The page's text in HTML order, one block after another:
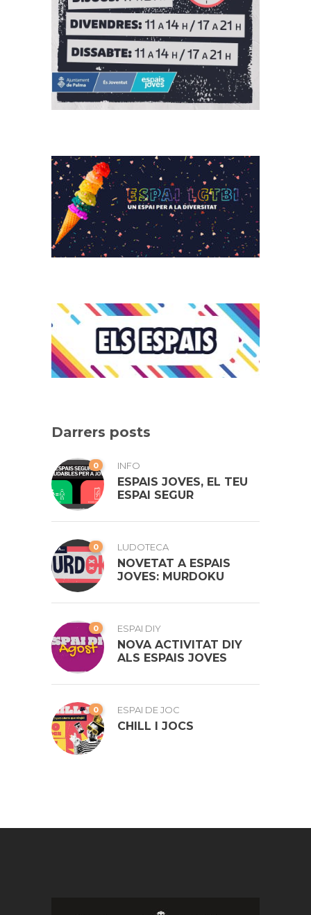
Darrers posts
0 INFO
ESPAIS JOVES, EL TEU
ESPAI SEGUR
0 LUDOTECA
NOVETAT A ESPAIS
JOVES: MURDOKU
0 ESPAI DIY
NOVA ACTIVITAT DIY
ALS ESPAIS JOVES
0 ESPAI DE JOC
CHILL I JOCS